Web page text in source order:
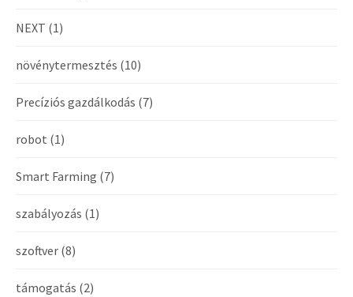
NEXT (1)
növénytermesztés (10)
Precíziós gazdálkodás (7)
robot (1)
Smart Farming (7)
szabályozás (1)
szoftver (8)
támogatás (2)